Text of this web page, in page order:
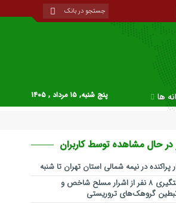
ها پنج شنبه, ۱۵ مرداد , ۱۴۰۵
در حال مشاهده توسط کاربران
پراکنده در نیمه شمالی استان تهران تا شنبه
دستگیری ۸ نفر از اشرار مسلح شاخص و
گروهک‌های تروریستی